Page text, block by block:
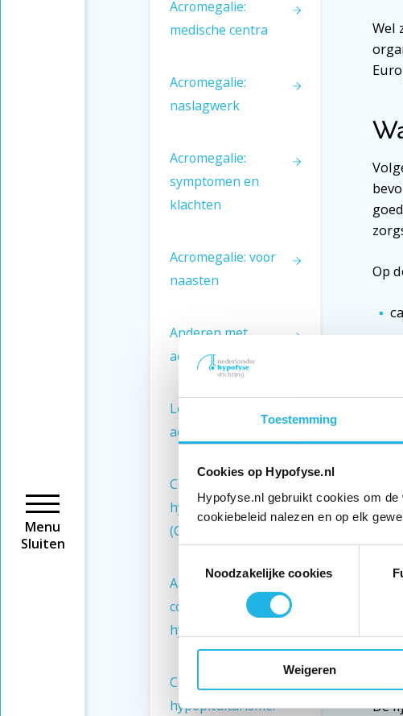
Toestemming
Cookies op Hypofyse.nl
Hypofyse.nl gebruikt cookies om
cookiebeleid nalezen en op elk
Noodzakelijke cookies
Weigeren
Menu
Sluiten
Wel
Op
De
De
Acromegalie:
medische centra
Acromegalie:
naslagwerk
Acromegalie:
symptomen en
klachten
Acromegalie: voor
naasten
Anderen met
acromegalie
Leven met
acromegalie
Congenitaal
hypopituïtarisme
(CHP)
Anderen met
congenitaal
hypopituïtarisme
Congenitaal
hypopituïtarisme: